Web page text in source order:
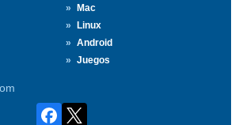
Mac
Linux
Android
Juegos